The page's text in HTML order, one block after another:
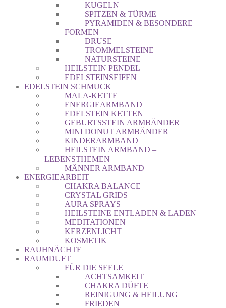
KUGELN
SPITZEN & TÜRME
PYRAMIDEN & BESONDERE
FORMEN
DRUSE
TROMMELSTEINE
NATURSTEINE
HEILSTEIN PENDEL
EDELSTEINSEIFEN
EDELSTEIN SCHMUCK
MALA-KETTE
ENERGIEARMBAND
EDELSTEIN KETTEN
GEBURTSSTEIN ARMBÄNDER
MINI DONUT ARMBÄNDER
KINDERARMBAND
HEILSTEIN ARMBAND –
LEBENSTHEMEN
MÄNNER ARMBAND
ENERGIEARBEIT
CHAKRA BALANCE
CRYSTAL GRIDS
AURA SPRAYS
HEILSTEINE ENTLADEN & LADEN
MEDITATIONEN
KERZENLICHT
KOSMETIK
RAUHNÄCHTE
RAUMDUFT
FÜR DIE SEELE
ACHTSAMKEIT
CHAKRA DÜFTE
REINIGUNG & HEILUNG
FRIEDEN